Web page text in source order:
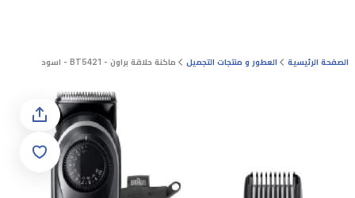
الصفحة الرئيسية العطور و منتجات التجميل ماكنة حلاقة براون - BT5421 - اسود